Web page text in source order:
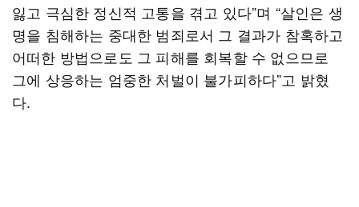
잃고 극심한 정신적 고통을 겪고 있다”며 “살인은 생
명을 침해하는 중대한 범죄로서 그 결과가 참혹하고
어떠한 방법으로도 그 피해를 회복할 수 없으므로
그에 상응하는 엄중한 처벌이 불가피하다”고 밝혔
다.